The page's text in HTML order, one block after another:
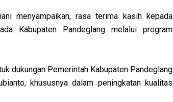
menyampaikan, rasa terima kasih kepada
Kabupaten Pandeglang melalui program
dukungan Pemerintah Kabupaten Pandeglang
khususnya dalam peningkatan kualitas